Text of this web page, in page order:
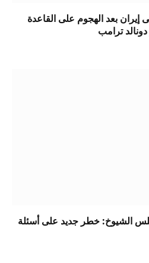
بعد الهجوم على القاعدة
ترامب
الشيوخ: خطر جديد على أسئلة